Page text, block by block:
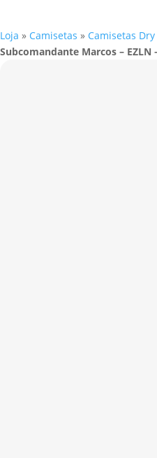
Loja » Camisetas » Camisetas
Subcomandante Marcos – EZLN